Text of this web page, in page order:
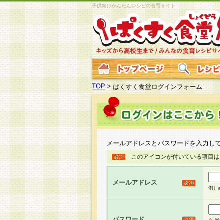
子供向けかんたんレシピの食育サイト
TOP >ぱくすく食堂ログインフォーム
メールアドレスとパスワードを入力し
このアイコンが付いている項目
メールアドレス
例）